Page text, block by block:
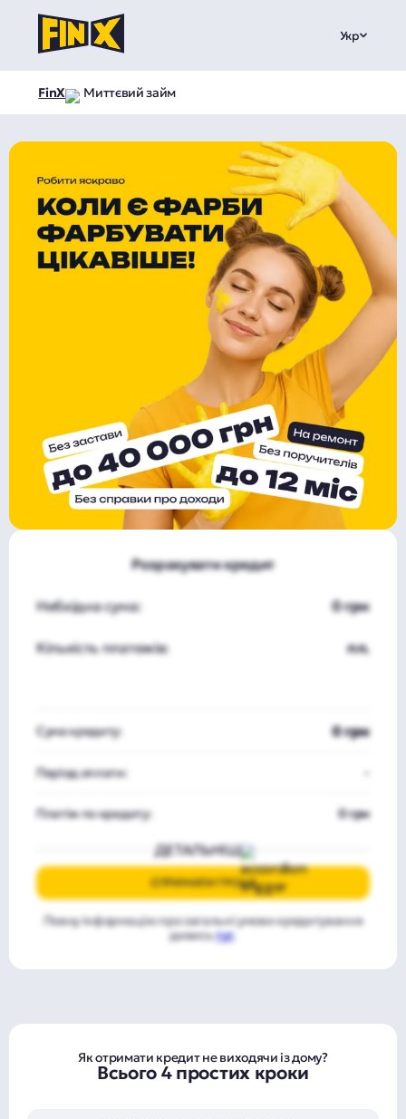
Укр
FinX Миттєвий займ
Розрахувати кредит
Небхідна сума: 0 грн
Кількість платежів: пл.
Сума кредиту: 0 грн
Період оплати:
Платіж по кредиту: 0 грн
ДЕТАЛЬНІШЕ
ОТРИМАТИ ГРОШІ
Повну інформацію про загальні умови кредитування
дивисьтут.
Як отримати кредит не виходячи із дому?
Всього 4 простих кроки